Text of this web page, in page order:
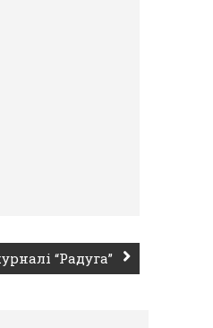
“Радуга”